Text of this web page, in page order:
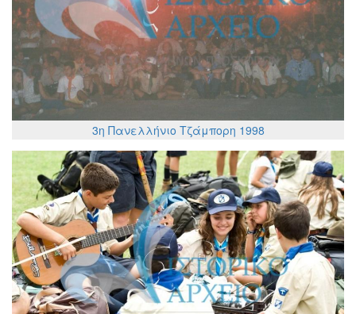
3η Πανελλήνιο Τζάμπορη 1998